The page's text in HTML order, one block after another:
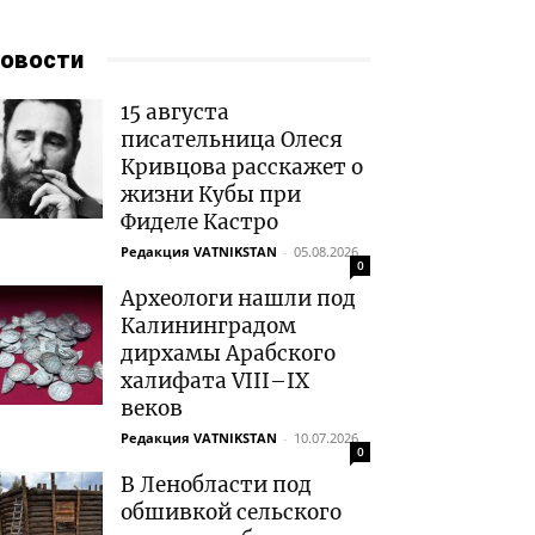
15 августа
писательница Олеся
Кривцова расскажет о
жизни Кубы при
Фиделе Кастро
Редакция VATNIKSTAN - 05.08.2026
0
Археологи нашли под
Калининградом
дирхамы Арабского
халифата VIII–IX
веков
Редакция VATNIKSTAN - 10.07.2026
0
В Ленобласти под
обшивкой сельского